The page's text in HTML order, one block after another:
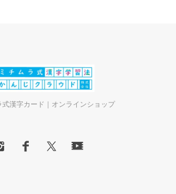
式漢字カード｜オンラインショップ